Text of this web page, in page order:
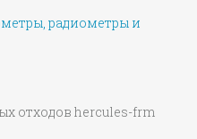
радиометры и
отходов hercules-frm